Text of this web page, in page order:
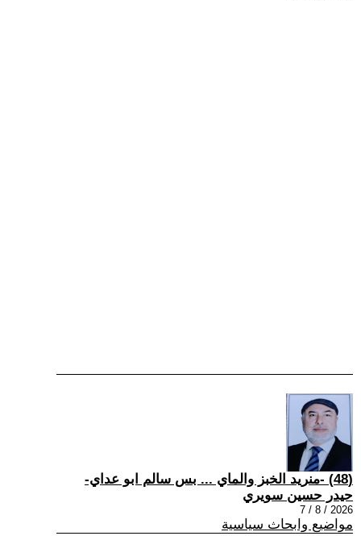
(48) -منريد الخبز والماي ... بس سالم ابو عداي-
حيدر حسين سويري
2026 / 8 / 7
مواضيع وابحاث سياسية